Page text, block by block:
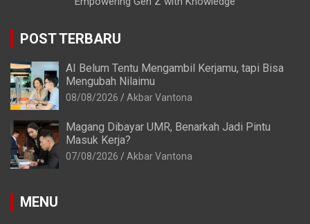
POST TERBARU
AI Belum Tentu Mengambil Kerjamu, tapi Bisa
Mengubah Nilaimu
08/08/2026 Akbar Vantona
Magang Dibayar UMR, Benarkah Jadi Pintu
Masuk Kerja?
07/08/2026 Akbar Vantona
MENU